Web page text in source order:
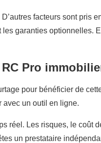
D’autres facteurs sont pris
les garanties optionnelles.
Pro
pour bénéficier de
avec un outil en ligne.
réel. Les risques, le coût
un prestataire